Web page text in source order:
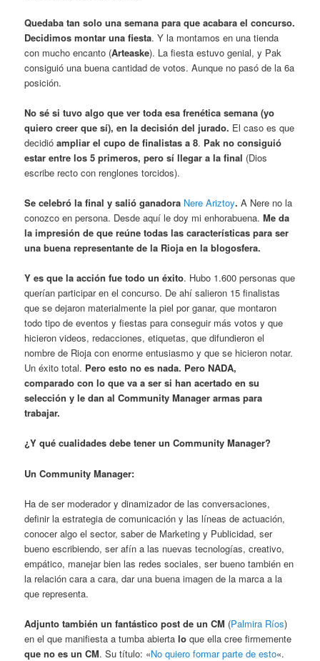
Quedaba tan solo una semana para que acabara el concurso.
Decidimos montar una fiesta. Y la montamos en una tienda
con mucho encanto (Arteaske). La fiesta estuvo genial, y Pak
consiguió una buena cantidad de votos. Aunque no pasó de la 6a
posición.
No sé si tuvo algo que ver toda esa frenética semana (yo
quiero creer que sí), en la decisión del jurado. El caso es que
decidióampliar el cupo de finalistas a 8. Pak no consiguió
estar entre los 5 primeros, pero sí llegar a la final (Dios
escribe recto con renglones torcidos).
Se celebró la final y salió ganadora Nere Ariztoy. A Nere no la
conozco en persona. Desde aquí le doy mi enhorabuena.Me da
la impresión de que reúne todas las características para ser
una buena representante de la Rioja en la blogosfera.
Y es que la acción fue todo un éxito. Hubo 1.600 personas que
querían participar en el concurso. De ahí salieron 15 finalistas
que se dejaron materialmente la piel por ganar, que montaron
todo tipo de eventos y fiestas para conseguir más votos y que
hicieron videos, redacciones, etiquetas, que difundieron el
nombre de Rioja con enorme entusiasmo y que se hicieron notar.
Un éxito total. Pero esto no es nada. Pero NADA,
comparado con lo que va a ser si han acertado en su
selección y le dan al Community Manager armas para
trabajar.
¿Y qué cualidades debe tener un Community Manager?
Un Community Manager:
Ha de ser moderador y dinamizador de las conversaciones,
definir la estrategia de comunicación y las líneas de actuación,
conocer algo el sector, saber de Marketing y Publicidad, ser
bueno escribiendo, ser afín a las nuevas tecnologías, creativo,
empático, manejar bien las redes sociales, ser bueno también en
la relación cara a cara, dar una buena imagen de la marca a la
que representa.
Adjunto también un fantástico post de un CM (Palmira Ríos)
en el que manifiesta a tumba abierta lo que ella cree firmemente
que no es un CM. Su título: «No quiero formar parte de esto«.